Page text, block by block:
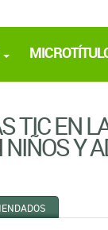
TIC EN
NIÑOS Y